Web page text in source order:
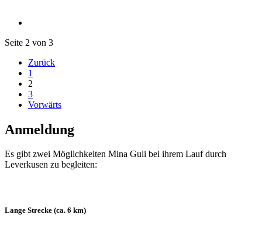
Seite 2 von 3
Zurück
1
2
3
Vorwärts
Anmeldung
Es gibt zwei Möglichkeiten Mina Guli bei ihrem Lauf durch
Leverkusen zu begleiten:
Lange Strecke (ca. 6 km)